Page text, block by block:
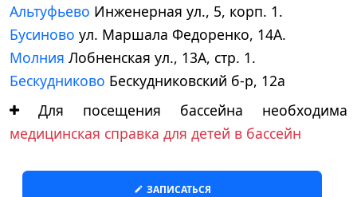
Альтуфьево Инженерная ул., 5, корп. 1.
Бусиново ул. Маршала Федоренко, 14А.
Молния Лобненская ул., 13А, стр. 1.
Бескудниково Бескудниковский б-р, 12а
Для посещения бассейна необходима
медицинская справка для детей в бассейн
ЗАПИСАТЬСЯ